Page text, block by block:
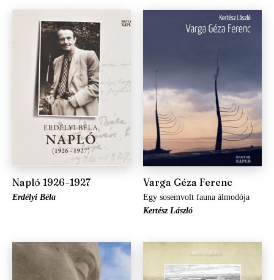
Napló 1926–1927
Erdélyi Béla
Varga Géza Ferenc
Egy sosemvolt fauna álmodója
Kertész László